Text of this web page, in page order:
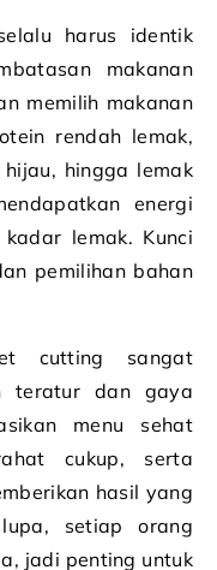
harus identik
makanan
memilih makanan
rendah lemak,
hingga lemak
energi
lemak. Kunci
pemilihan bahan
cutting sangat
teratur dan gaya
menu sehat
cukup, serta
hasil yang
setiap orang
jadi penting untuk